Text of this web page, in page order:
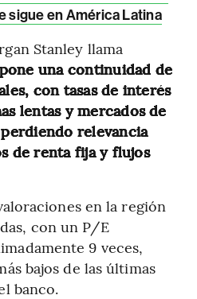
sigue en América Latina
Stanley llama
una continuidad de
con tasas de interés
lentas y mercados de
relevancia
de renta fija y flujos
en la región
con un P/E
9 veces,
bajos de las últimas
banco.